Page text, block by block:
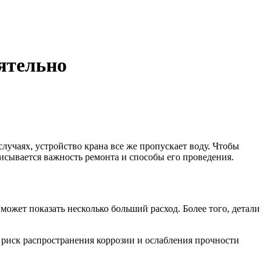
устройство крана все же пропускает воду. Чтобы
важность ремонта и способы его проведения.
показать несколько больший расход. Более того, детали
распространения коррозии и ослабления прочности